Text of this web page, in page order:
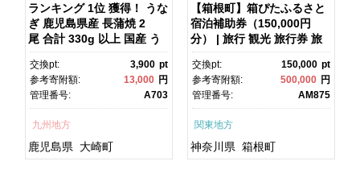
ランキング 1位 獲得！ うな
ぎ 鹿児島県産 長蒲焼 2
尾 合計 330g 以上 国産 う
なぎ 鰻 ウナギ 蒲焼き 蒲
焼 かばやき 魚 魚介 魚貝 海
鮮 うな重 ひつまぶし 蒲
焼 訳あり ギフト 人気 おす
半島 A703
交換pt: 3,900 pt
参考寄附額:
13,000 円
管理番号:
A703
九州地方
鹿児島県 大崎町
【箱根町】箱ぴたふるさと
宿泊補助券（150,000円
分） | 旅行 観光 旅行券 旅
行クーポン クーポン 箱根
町ふるさと納税 神奈川県ふ
るさと納税 神奈川県 箱根
町
交換pt: 150,000 pt
参考寄附額:
500,000 円
管理番号:
AM875
関東地方
神奈川県 箱根町